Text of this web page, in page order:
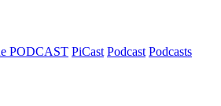
PODCAST PiCast Podcast Podcasts